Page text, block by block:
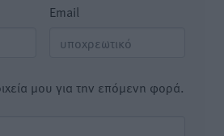
Email
μου για την επόμενη φορά.